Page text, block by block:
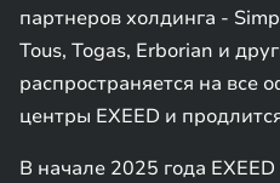
партнеров холдинга -
Tous, Togas, Erborian и
распространяется на все
центры EXEED и
В начале 2025 года